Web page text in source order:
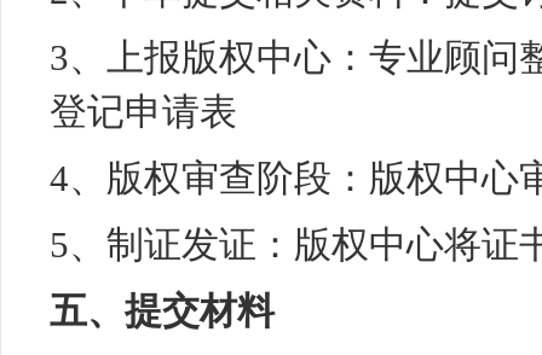
3、上报版权中心：专业顾问
登记申请表
4、版权审查阶段：版权中心
5、制证发证：版权中心将证
五、提交材料